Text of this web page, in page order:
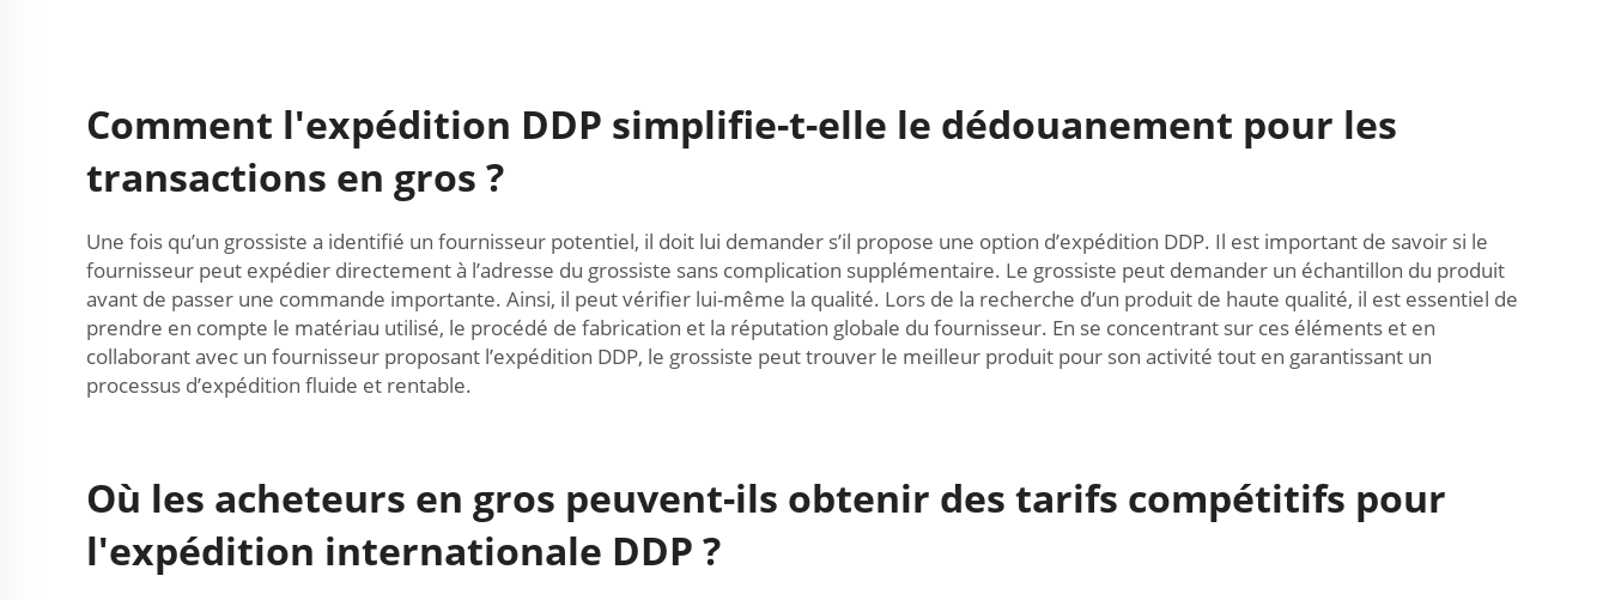
Comment l'expédition DDP simplifie-t-elle le dédouanement pour les
transactions en gros ?
Une fois qu’un grossiste a identifié un fournisseur potentiel, il doit lui demander s’il propose une option d’expédition DDP. Il est important de savoir si le
fournisseur peut expédier directement à l’adresse du grossiste sans complication supplémentaire. Le grossiste peut demander un échantillon du produit
avant de passer une commande importante. Ainsi, il peut vérifier lui-même la qualité. Lors de la recherche d’un produit de haute qualité, il est essentiel de
prendre en compte le matériau utilisé, le procédé de fabrication et la réputation globale du fournisseur. En se concentrant sur ces éléments et en
collaborant avec un fournisseur proposant l’expédition DDP, le grossiste peut trouver le meilleur produit pour son activité tout en garantissant un
processus d’expédition fluide et rentable.
Où les acheteurs en gros peuvent-ils obtenir des tarifs compétitifs pour
l'expédition internationale DDP ?